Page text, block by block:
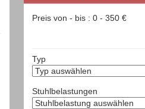
Preis von - bis : 0 - 350 €
Typ
Stuhlbelastungen